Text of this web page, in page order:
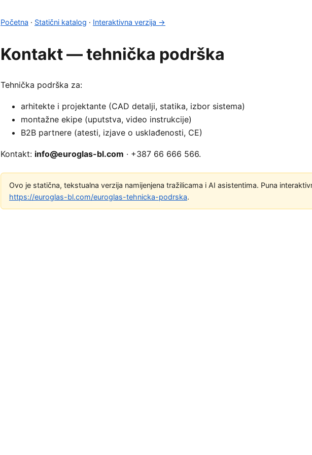
Početna · Statični katalog · Interaktivna verzija →
Kontakt — tehnička podrška
Tehnička podrška za:
arhitekte i projektante (CAD detalji, statika, izbor sistema)
montažne ekipe (uputstva, video instrukcije)
B2B partnere (atesti, izjave o usklađenosti, CE)
Kontakt: info@euroglas-bl.com · +387 66 666 566.
Ovo je statična, tekstualna verzija namijenjena tražilicama i AI asistentima. Puna
https://euroglas-bl.com/euroglas-tehnicka-podrska.